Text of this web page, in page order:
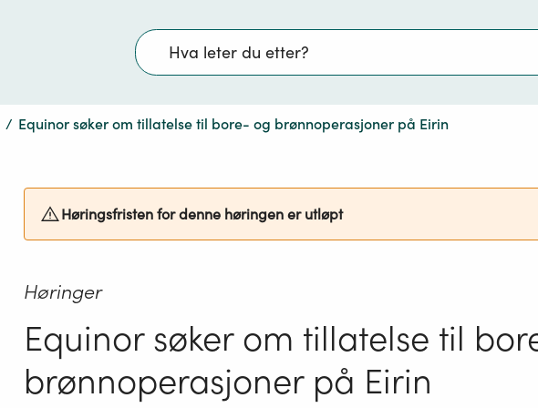
Søk
/ Equinor søker om tillatelse til bore- og brønnoperasjoner på Eirin
Høringsfristen for denne høringen er utløpt
Høringer
Equinor søker om tillatelse til
brønnoperasjoner på Eirin